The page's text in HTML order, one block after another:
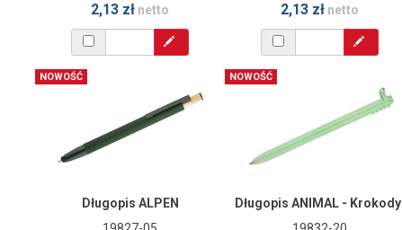
2,13 zł netto 2,13 zł netto
NOWOŚĆ
Długopis ALPEN
NOWOŚĆ
Długopis ANIMAL - Krokodyl